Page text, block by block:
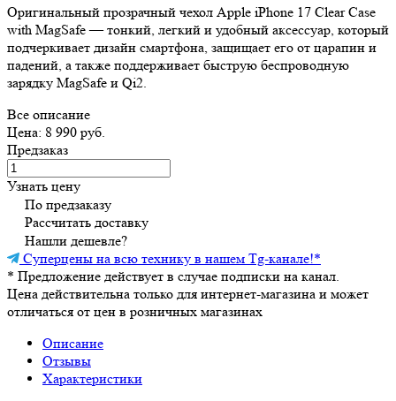
Оригинальный прозрачный чехол Apple iPhone 17 Clear Case
with MagSafe — тонкий, легкий и удобный аксессуар, который
подчеркивает дизайн смартфона, защищает его от царапин и
падений, а также поддерживает быструю беспроводную
зарядку MagSafe и Qi2.
Все описание
Цена: 8 990 руб.
Предзаказ
Узнать цену
По предзаказу
Рассчитать доставку
Нашли дешевле?
Суперцены на всю технику в нашем Tg-канале!*
* Предложение действует в случае подписки на канал.
Цена действительна только для интернет-магазина и может
отличаться от цен в розничных магазинах
Описание
Отзывы
Характеристики